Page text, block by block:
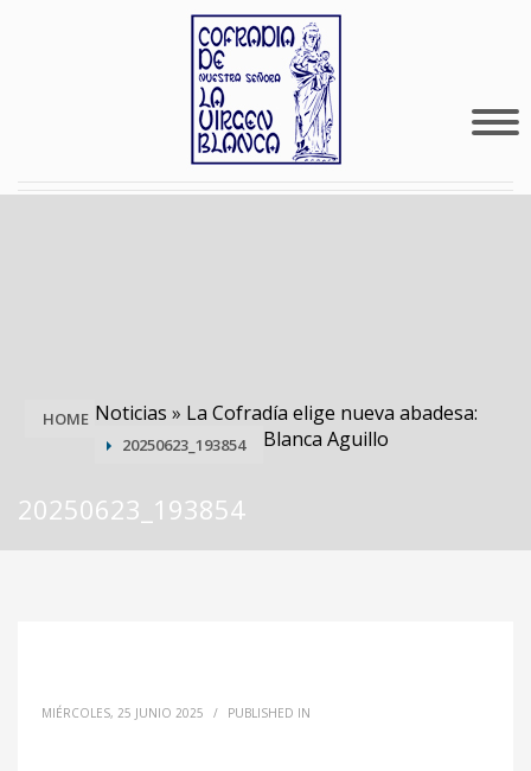
HOME Noticias » La Cofradía elige nueva abadesa:
Blanca Aguillo
20250623_193854
20250623_193854
MIÉRCOLES, 25 JUNIO 2025 / PUBLISHED IN